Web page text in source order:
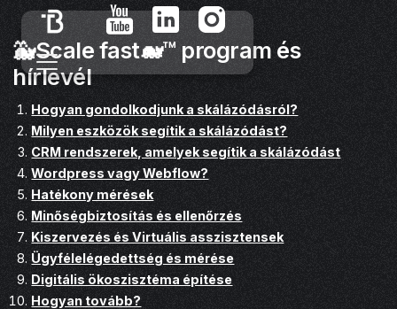
🐳Scale fast🐋™ program és
hírlevél
Hogyan gondolkodjunk a skálázódásról?
Milyen eszközök segítik a skálázódást?
CRM rendszerek, amelyek segítik a skálázódást
Wordpress vagy Webflow?
Hatékony mérések
Minőségbiztosítás és ellenőrzés
Kiszervezés és Virtuális asszisztensek
Ügyfélelégedettség és mérése
Digitális ökoszisztéma építése
Hogyan tovább?